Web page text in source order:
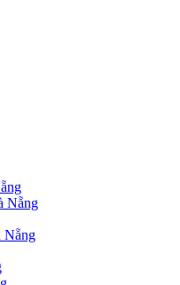
Nẵng
Nẵng